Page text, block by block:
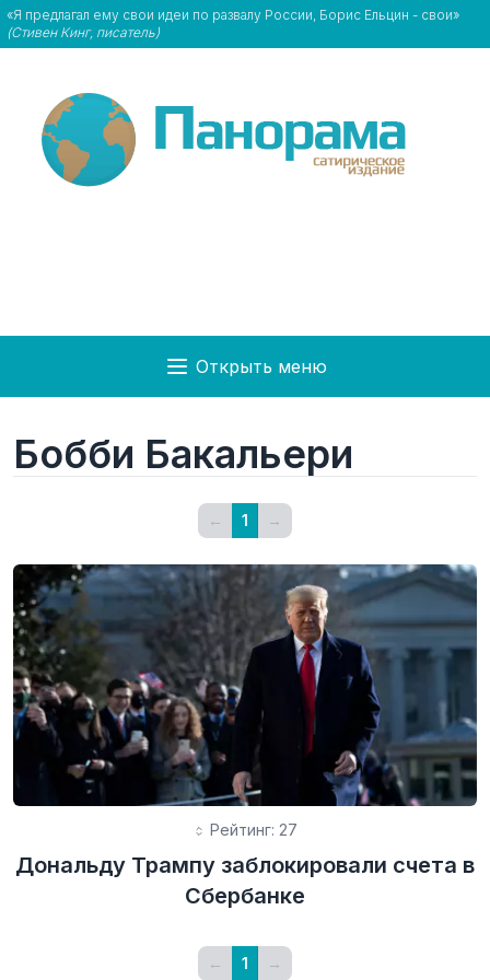
«Я предлагал ему свои идеи по развалу России, Борис Ельцин - свои»
(Стивен Кинг, писатель)
Открыть меню
Бобби Бакальери
← 1 →
Рейтинг: 27
Дональду Трампу заблокировали счета в
Сбербанке
← 1 →